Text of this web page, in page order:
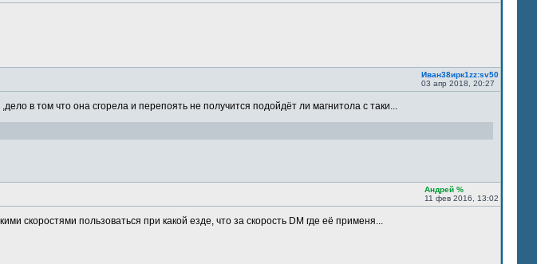
Иван38ирк1zz:sv50
03 апр 2018, 20:27
в том что она сгорела и перепоять не получится подойдёт ли магнитола с таки...
Андрей %
11 фев 2016, 13:02
скоростями пользоваться при какой езде, что за скорость DM где её применя...